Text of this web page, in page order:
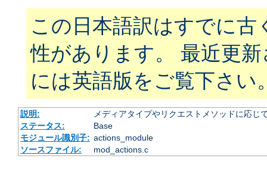
この日本語訳はすでに古
性があります。 最近更
には英語版をご覧下さい
説明:
メディアタイプやリクエストメソッドに応じ
ステータス:
Base
モジュール識別子: actions_module
ソースファイル:
mod_actions.c